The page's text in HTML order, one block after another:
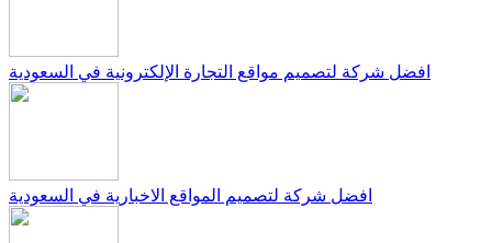
افضل شركة لتصميم مواقع التجارة الإلكترونية في السعودية
افضل شركة لتصميم المواقع الاخبارية في السعودية